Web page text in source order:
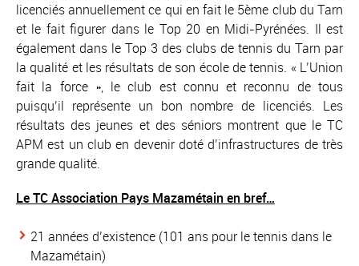
licenciés annuellement ce qui en fait le 5ème club du Tarn
et le fait figurer dans le Top 20 en Midi-Pyrénées. Il est
également dans le Top 3 des clubs de tennis du Tarn par
la qualité et les résultats de son école de tennis. « L’Union
fait la force », le club est connu et reconnu de tous
puisqu’il représente un bon nombre de licenciés. Les
résultats des jeunes et des séniors montrent que le TC
APM est un club en devenir doté d’infrastructures de très
grande qualité.
Le TC Association Pays Mazamétain en bref…
21 années d’existence (101 ans pour le tennis dans le
Mazamétain)